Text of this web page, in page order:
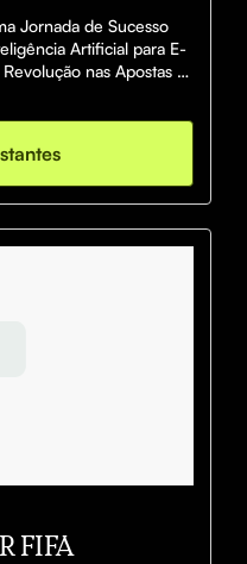
Jornada de Sucesso
Artificial para E-
nas Apostas
FIFA